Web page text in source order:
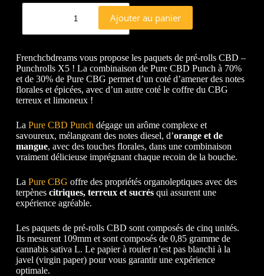
Ajouter au panier
Frenchcbdreams vous propose les paquets de pré-rolls CBD –
Punchrolls X5 ! La combinaison de Pure CBD Punch à 70%
et de 30% de Pure CBG permet d’un coté d’amener des notes
florales et épicées, avec d’un autre coté le coffre du CBG
terreux et limoneux !
La Pure CBD Punch dégage un arôme complexe et
savoureux, mélangeant des notes diesel, d’orange et de
mangue, avec des touches florales, dans une combinaison
vraiment délicieuse imprégnant chaque recoin de la bouche.
La Pure CBG offre des propriétés organoleptiques avec des
terpènes citriques, terreux et sucrés qui assurent une
expérience agréable.
Les paquets de pré-rolls CBD sont composés de cinq unités.
Ils mesurent 109mm et sont composés de 0,85 gramme de
cannabis sativa L. Le papier à rouler n’est pas blanchi à la
javel (virgin paper) pour vous garantir une expérience
optimale.